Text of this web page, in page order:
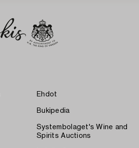
Ehdot
Bukipedia
Systembolaget's Wine and
Spirits Auctions